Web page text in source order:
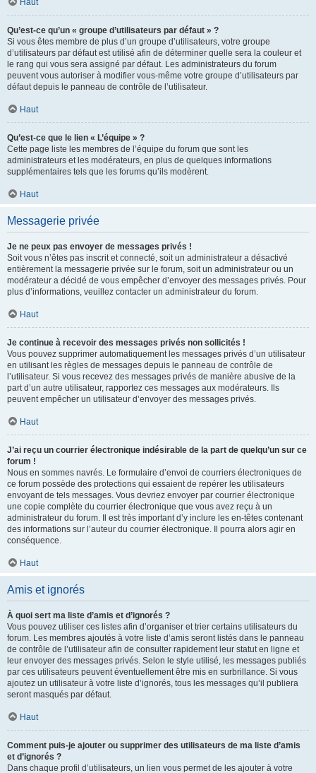
Haut
Qu’est-ce qu’un « groupe d’utilisateurs par défaut » ?
Si vous êtes membre de plus d’un groupe d’utilisateurs, votre groupe
d’utilisateurs par défaut est utilisé afin de déterminer quelle sera la couleur et
le rang qui vous sera assigné par défaut. Les administrateurs du forum
peuvent vous autoriser à modifier vous-même votre groupe d’utilisateurs par
défaut depuis le panneau de contrôle de l’utilisateur.
Haut
Qu’est-ce que le lien « L’équipe » ?
Cette page liste les membres de l’équipe du forum que sont les
administrateurs et les modérateurs, en plus de quelques informations
supplémentaires tels que les forums qu’ils modèrent.
Haut
Messagerie privée
Je ne peux pas envoyer de messages privés !
Soit vous n’êtes pas inscrit et connecté, soit un administrateur a désactivé
entièrement la messagerie privée sur le forum, soit un administrateur ou un
modérateur a décidé de vous empêcher d’envoyer des messages privés. Pour
plus d’informations, veuillez contacter un administrateur du forum.
Haut
Je continue à recevoir des messages privés non sollicités !
Vous pouvez supprimer automatiquement les messages privés d’un utilisateur
en utilisant les règles de messages depuis le panneau de contrôle de
l’utilisateur. Si vous recevez des messages privés de manière abusive de la
part d’un autre utilisateur, rapportez ces messages aux modérateurs. Ils
peuvent empêcher un utilisateur d’envoyer des messages privés.
Haut
J’ai reçu un courrier électronique indésirable de la part de quelqu’un sur ce
forum !
Nous en sommes navrés. Le formulaire d’envoi de courriers électroniques de
ce forum possède des protections qui essaient de repérer les utilisateurs
envoyant de tels messages. Vous devriez envoyer par courrier électronique
une copie complète du courrier électronique que vous avez reçu à un
administrateur du forum. Il est très important d’y inclure les en-têtes contenant
des informations sur l’auteur du courrier électronique. Il pourra alors agir en
conséquence.
Haut
Amis et ignorés
À quoi sert ma liste d’amis et d’ignorés ?
Vous pouvez utiliser ces listes afin d’organiser et trier certains utilisateurs du
forum. Les membres ajoutés à votre liste d’amis seront listés dans le panneau
de contrôle de l’utilisateur afin de consulter rapidement leur statut en ligne et
leur envoyer des messages privés. Selon le style utilisé, les messages publiés
par ces utilisateurs peuvent éventuellement être mis en surbrillance. Si vous
ajoutez un utilisateur à votre liste d’ignorés, tous les messages qu’il publiera
seront masqués par défaut.
Haut
Comment puis-je ajouter ou supprimer des utilisateurs de ma liste d’amis
et d’ignorés ?
Dans chaque profil d’utilisateurs, un lien vous permet de les ajouter à votre